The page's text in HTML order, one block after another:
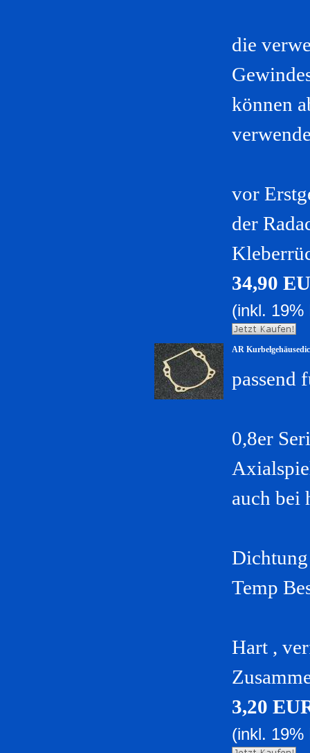
die
können
vor
der
34,90
(inkl.
AR
passend
0,8er
auch bei
Temp
Hart ,
3,20
(inkl.